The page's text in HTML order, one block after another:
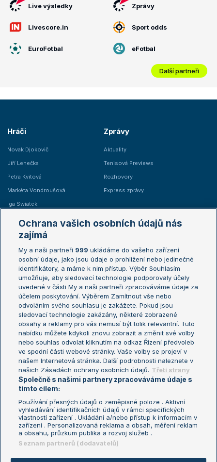
Live výsledky Zprávy
Livescore.in Sport odds
EuroFotbal eFotbal
Další partneři
Hráči
Novak Djokovič
Jiří Lehečka
Petra Kvitová
Markéta Vondroušová
Iga Swiatek
Zprávy
Aktuality
Tenisová Previews
Rozhovory
Express zprávy
Žebříčky
Žebříček ATP (muži)
Žebříček WTA (ženy)
Sázkařský žebříček
Australian Open
French Open
Wimbledon
US Open
Turnaj mistrů
Turnaj mistryň
Aktualní trendy
Fotbalové přestupy
Livesport Daily
LS Prague Open
Podmínky užití
Nastavení soukromí
GDPR a žurnalistika
Reklama
Kontakt
Informace o zpracování osobních
údajů
Ochrana vašich osobních údajů nás
zajímá
My a naši partneři 999 ukládáme do vašeho zařízení
osobní údaje, jako jsou údaje o prohlížení nebo jedinečné
identifikátory, a máme k nim přístup. Výběr Souhlasím
umožňuje, aby sledovací technologie podporovaly účely
uvedené v části My a naši partneři zpracováváme údaje za
účelem poskytování. Výběrem Zamítnout vše nebo
odvoláním svého souhlasu je zakážete. Pokud jsou
sledovací technologie zakázány, některé zobrazené
obsahy a reklamy pro vás nemusí být tolik relevantní. Tuto
nabídku můžete kdykoli znovu zobrazit a změnit své volby
nebo souhlas odvolat kliknutím na odkaz Řízení předvoleb
ve spodní části webové stránky. Vaše volby se projeví v
našem Internetová stránka. Další podrobnosti naleznete v
našich Zásadách ochrany osobních údajů. Třetí strany
Společně s našimi partnery zpracováváme údaje s
tímto cílem:
Používání přesných údajů o zeměpisné poloze . Aktivní
vyhledávání identifikačních údajů v rámci specifických
vlastností zařízení . Ukládání a/nebo přístup k informacím v
zařízení . Personalizovaná reklama a obsah, měření reklam
a obsahu, průzkum publika a rozvoj služeb .
Seznam partnerů (dodavatelů)